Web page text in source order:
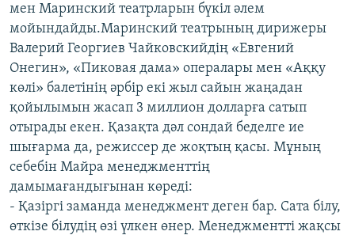
мен Маринский театрларын бүкіл әлем
мойындайды.Маринский театрының дирижеры
Валерий Георгиев Чайковскийдің «Евгений
Онегин», «Пиковая дама» опералары мен «Аққу
көлі» балетінің әрбір екі жыл сайын жаңадан
қойылымын жасап 3 миллион долларға сатып
отырады екен. Қазақта дәл сондай беделге ие
шығарма да, режиссер де жоқтың қасы. Мұның
себебін Майра менеджменттің
дамымағандығынан көреді:
- Қазіргі заманда менеджмент деген бар. Сата білу,
өткізе білудің өзі үлкен өнер. Менеджментті жақсы